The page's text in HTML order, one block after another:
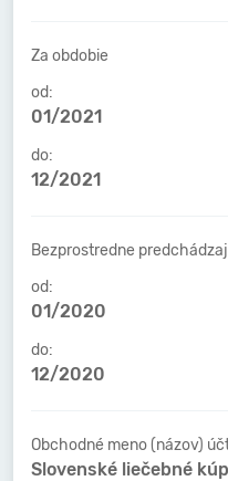
Za obdobie
od:
01/2021
do:
12/2021
Bezprostredne
od:
01/2020
do:
12/2020
Obchodné meno (názov)
Slovenské liečebné